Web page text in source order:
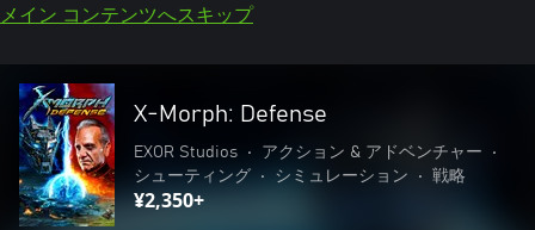
メイン コンテンツへスキップ
X-Morph: Defense
EXOR Studios • アクション & アドベンチャー
•
シューティング
• シミュレーション • 戦略
¥2,350+